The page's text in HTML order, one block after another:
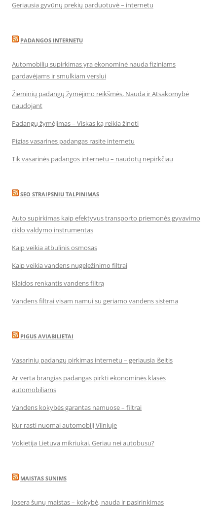
Geriausia gyvūnų prekių parduotuvė – internetu
PADANGOS INTERNETU
Automobilių supirkimas yra ekonominė nauda fiziniams
pardavėjams ir smulkiam verslui
Žieminių padangų žymėjimo reikšmės, Nauda ir Atsakomybė
naudojant
Padangų žymėjimas – Viskas ką reikia žinoti
Pigias vasarines padangas rasite internetu
Tik vasarinės padangos internetu – naudotų nepirkčiau
SEO STRAIPSNIU TALPINIMAS
Auto supirkimas kaip efektyvus transporto priemonės gyvavimo
ciklo valdymo instrumentas
Kaip veikia atbulinis osmosas
Kaip veikia vandens nugeležinimo filtrai
Klaidos renkantis vandens filtrą
Vandens filtrai visam namui su geriamo vandens sistema
PIGUS AVIABILIETAI
Vasarinių padangų pirkimas internetu – geriausia išeitis
Ar verta brangias padangas pirkti ekonominės klasės
automobiliams
Vandens kokybės garantas namuose – filtrai
Kur rasti nuomai automobilį Vilniuje
Vokietija Lietuva mikriukai. Geriau nei autobusu?
MAISTAS SUNIMS
Josera šunų maistas – kokybė, nauda ir pasirinkimas